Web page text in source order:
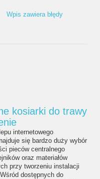
Wpis zawiera błędy
kosiarki do trawy
internetowego
się bardzo duży wybór
pieców centralnego
oraz materiałów
przy tworzeniu instalacji
dostępnych do